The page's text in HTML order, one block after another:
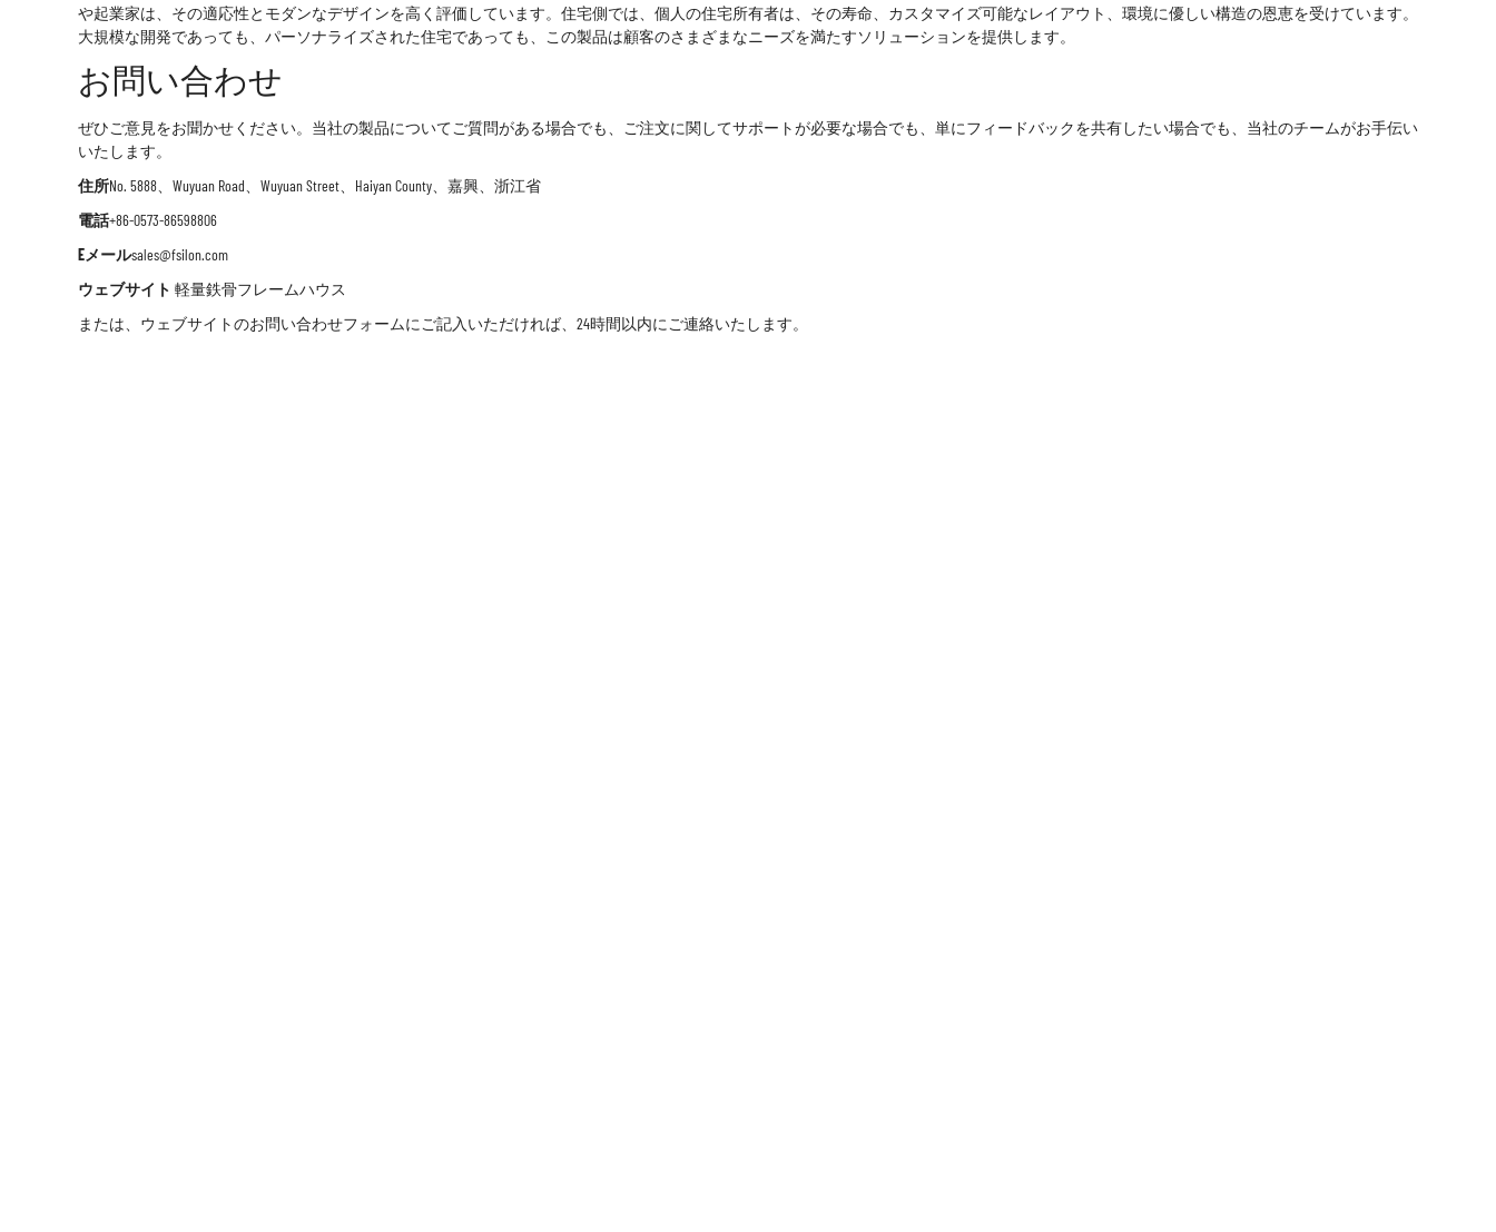
や起業家は、その適応性とモダンなデザインを高く評価しています。住宅側では、個人の住宅所有者は、その寿命、カスタマイズ可能なレイアウト、環境に優しい構造の恩恵を受けています。
大規模な開発であっても、パーソナライズされた住宅であっても、この製品は顧客のさまざまなニーズを満たすソリューションを提供します。
お問い合わせ
ぜひご意見をお聞かせください。当社の製品についてご質問がある場合でも、ご注文に関してサポートが必要な場合でも、単にフィードバックを共有したい場合でも、当社のチームがお手伝い
いたします。
住所No. 5888、Wuyuan Road、Wuyuan Street、Haiyan County、嘉興、浙江省
電話+86-0573-86598806
Eメールsales@fsilon.com
ウェブサイト 軽量鉄骨フレームハウス
または、ウェブサイトのお問い合わせフォームにご記入いただければ、24時間以内にご連絡いたします。